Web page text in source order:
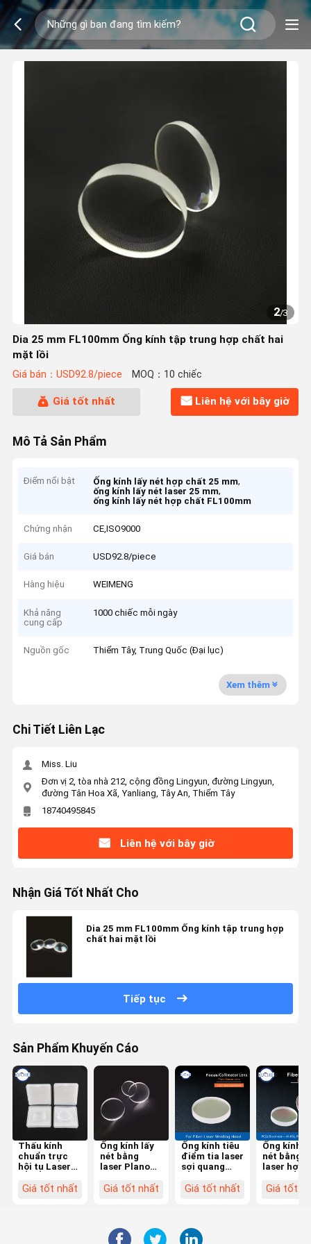
2/3
Dia 25 mm FL100mm Ống kính tập trung hợp chất hai
mặt lồi
Giá bán：USD92.8/piece MOQ：10 chiếc
Giá tốt nhất Liên hệ với bây giờ
Mô Tả Sản Phẩm
Điểm nổi bật Ống kính lấy nét hợp chất 25 mm,
ống kính lấy nét laser 25 mm,
ống kính lấy nét hợp chất FL100mm
Chứng nhận CE,ISO9000
Giá bán USD92.8/piece
Hàng hiệu WEIMENG
Khả năng
cung cấp
1000 chiếc mỗi ngày
Nguồn gốc Thiểm Tây, Trung Quốc (Đại lục)
Xem thêm
Chi Tiết Liên Lạc
Miss. Liu
Đơn vị 2, tòa nhà 212, cộng đồng Lingyun, đường Lingyun,
đường Tân Hoa Xã, Yanliang, Tây An, Thiểm Tây
18740495845
Liên hệ với bây giờ
Nhận Giá Tốt Nhất Cho
Dia 25 mm FL100mm Ống kính tập trung hợp
chất hai mặt lồi
Tiếp tục
Sản Phẩm Khuyến Cáo
Thấu kính
chuẩn trực
hội tụ Laser
D37 F100 cho
Giá tốt nhất
Ống kính lấy
nét bằng
laser Plano
FL50mm
Giá tốt nhất
Ống kính tiêu
điểm tia laser
sợi quang
Raytools WSX
Giá tốt nhất
Ống kính
nét bằng
laser hợp
Meniscus
Giá tốt